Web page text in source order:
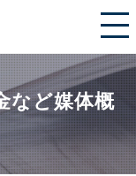
ど媒体概